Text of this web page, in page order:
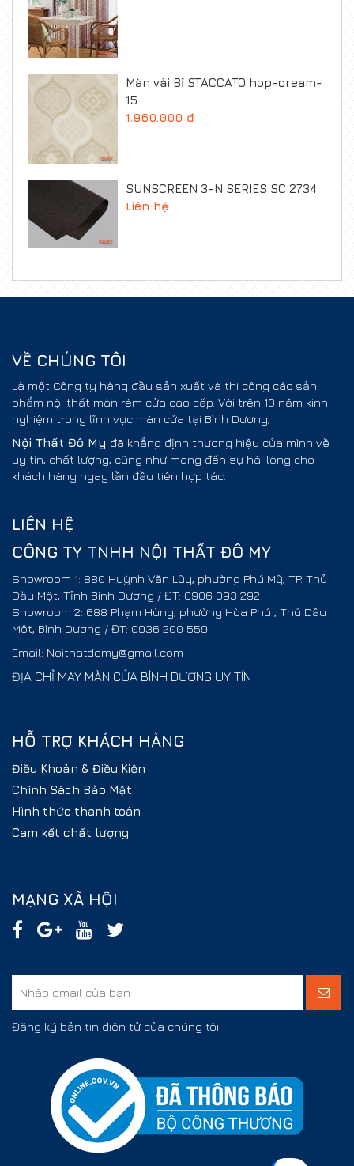
Màn vải Bỉ STACCATO hop-cream-
15
1.960.000 đ
SUNSCREEN 3-N SERIES SC 2734
Liên hệ
VỀ CHÚNG TÔI
Là một Công ty hàng đầu sản xuất và thi công các sản
phẩm nội thất màn rèm cửa cao cấp. Với trên 10 năm kinh
nghiệm trong lĩnh vực màn cửa tại Bình Dương,
Nội Thất Đô My đã khẳng định thương hiệu của mình về
uy tín, chất lượng, cũng như mang đến sự hài lòng cho
khách hàng ngay lần đầu tiên hợp tác.
LIÊN HỆ
CÔNG TY TNHH NỘI THẤT ĐÔ MY
Showroom 1: 880 Huỳnh Văn Lũy, phường Phú Mỹ, TP. Thủ
Dầu Một, Tỉnh Bình Dương / ĐT: 0906 093 292
Showroom 2: 688 Phạm Hùng, phường Hòa Phú , Thủ Dầu
Một, Bình Dương / ĐT: 0936 200 559
Email: Noithatdomy@gmail.com
ĐỊA CHỈ MAY MÀN CỬA BÌNH DƯƠNG UY TÍN
HỖ TRỢ KHÁCH HÀNG
Điều Khoản & Điều Kiện
Chính Sách Bảo Mật
Hình thức thanh toán
Cam kết chất lượng
MẠNG XÃ HỘI
Đăng ký bản tin điện tử của chúng tôi